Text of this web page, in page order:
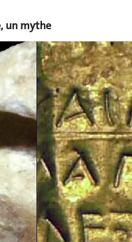
un mythe